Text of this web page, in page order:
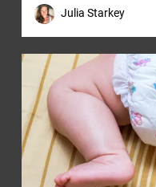
Julia Starkey